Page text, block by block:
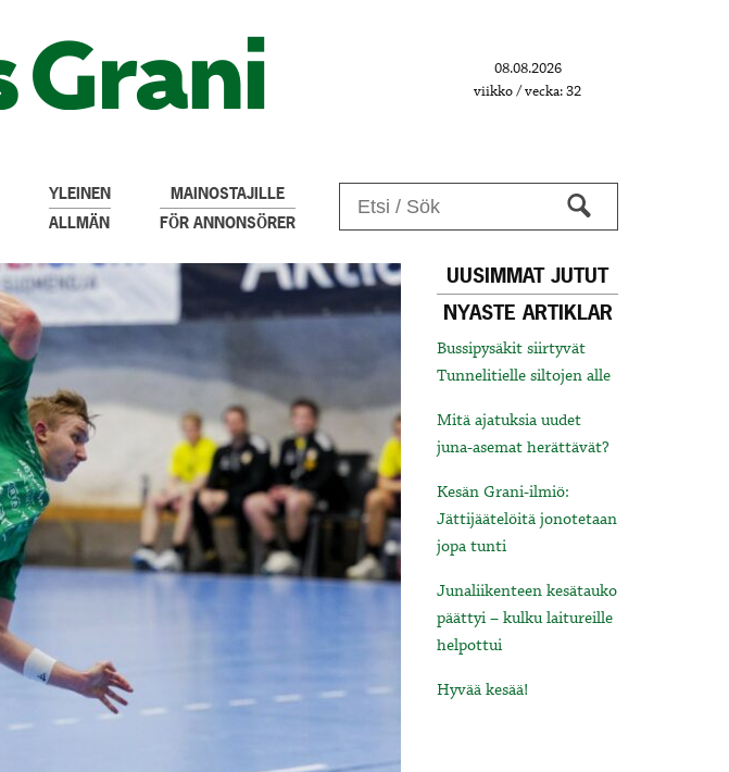
08.08.2026
viikko / vecka: 32
YLEINEN
ALLMÄN
MAINOSTAJILLE
FÖR ANNONSÖRER
UUSIMMAT JUTUT
NYASTE ARTIKLAR
Bussipysäkit siirtyvät
Tunnelitielle siltojen alle
Mitä ajatuksia uudet
juna-asemat herättävät?
Kesän Grani-ilmiö:
Jättijäätelöitä jonotetaan
jopa tunti
Junaliikenteen kesätauko
päättyi – kulku laitureille
helpottui
Hyvää kesää!